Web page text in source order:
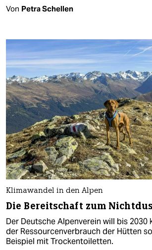
Von Petra Schellen
Klimawandel in den Alpen
Die Bereitschaft zum
Der Deutsche Alpenverein will bis 2030
der Ressourcenverbrauch der Hütten
Beispiel mit Trockentoiletten.